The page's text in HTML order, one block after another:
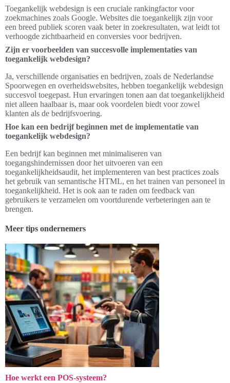
Toegankelijk webdesign is een cruciale rankingfactor voor
zoekmachines zoals Google. Websites die toegankelijk zijn voor
een breed publiek scoren vaak beter in zoekresultaten, wat leidt tot
verhoogde zichtbaarheid en conversies voor bedrijven.
Zijn er voorbeelden van succesvolle implementaties van
toegankelijk webdesign?
Ja, verschillende organisaties en bedrijven, zoals de Nederlandse
Spoorwegen en overheidswebsites, hebben toegankelijk webdesign
succesvol toegepast. Hun ervaringen tonen aan dat toegankelijkheid
niet alleen haalbaar is, maar ook voordelen biedt voor zowel
klanten als de bedrijfsvoering.
Hoe kan een bedrijf beginnen met de implementatie van
toegankelijk webdesign?
Een bedrijf kan beginnen met minimaliseren van
toegangshindernissen door het uitvoeren van een
toegankelijkheidsaudit, het implementeren van best practices zoals
het gebruik van semantische HTML, en het trainen van personeel in
toegankelijkheid. Het is ook aan te raden om feedback van
gebruikers te verzamelen om voortdurende verbeteringen aan te
brengen.
Meer tips ondernemers
Hoe werkt een POS-systeem?